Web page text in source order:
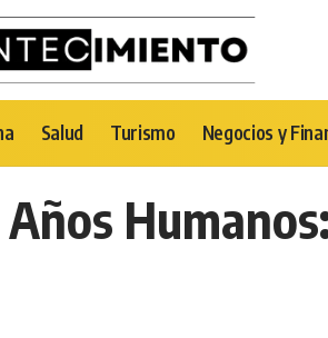
Salud Turismo Negocios y